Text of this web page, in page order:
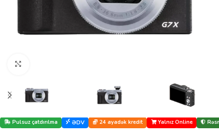
Pulsuz çatdırılma ƏDV 24 ayadək kredit Yalnız Online